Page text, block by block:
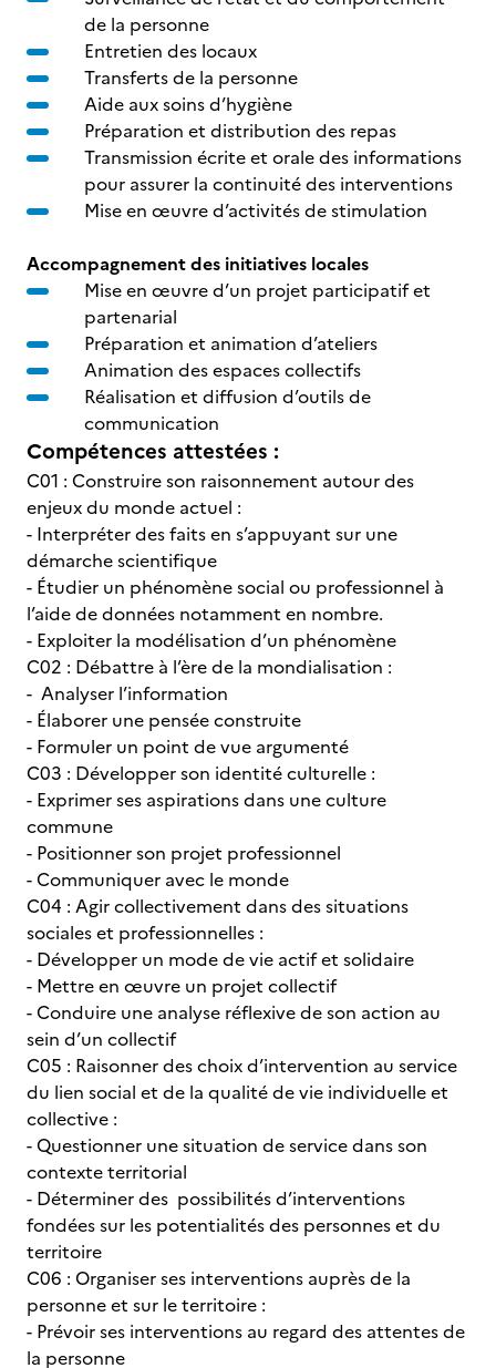
de la personne
Entretien des locaux
Transferts de la personne
Aide aux soins d’hygiène
Préparation et distribution des repas
Transmission écrite et orale des informations
pour assurer la continuité des interventions
Mise en œuvre d’activités de stimulation
Accompagnement des initiatives locales
Mise en œuvre d’un projet participatif et
partenarial
Préparation et animation d’ateliers
Animation des espaces collectifs
Réalisation et diffusion d’outils de
communication
Compétences attestées :
C01 : Construire son raisonnement autour des
enjeux du monde actuel :
- Interpréter des faits en s’appuyant sur une
démarche scientifique
- Étudier un phénomène social ou professionnel à
l’aide de données notamment en nombre.
- Exploiter la modélisation d’un phénomène
C02 : Débattre à l’ère de la mondialisation :
- Analyser l’information
- Élaborer une pensée construite
- Formuler un point de vue argumenté
C03 : Développer son identité culturelle :
- Exprimer ses aspirations dans une culture
commune
- Positionner son projet professionnel
- Communiquer avec le monde
C04 : Agir collectivement dans des situations
sociales et professionnelles :
- Développer un mode de vie actif et solidaire
- Mettre en œuvre un projet collectif
- Conduire une analyse réflexive de son action au
sein d’un collectif
C05 : Raisonner des choix d’intervention au service
du lien social et de la qualité de vie individuelle et
collective :
- Questionner une situation de service dans son
contexte territorial
- Déterminer des possibilités d’interventions
fondées sur les potentialités des personnes et du
territoire
C06 : Organiser ses interventions auprès de la
personne et sur le territoire :
- Prévoir ses interventions au regard des attentes de
la personne